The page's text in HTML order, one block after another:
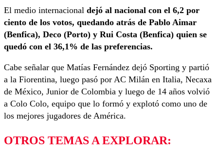
El medio internacional dejó al nacional con el 6,2 por
ciento de los votos, quedando atrás de Pablo Aimar
(Benfica), Deco (Porto) y Rui Costa (Benfica) quien se
quedó con el 36,1% de las preferencias.
Cabe señalar que Matías Fernández dejó Sporting y partió
a la Fiorentina, luego pasó por AC Milán en Italia, Necaxa
de México, Junior de Colombia y luego de 14 años volvió
a Colo Colo, equipo que lo formó y explotó como uno de
los mejores jugadores de América.
OTROS TEMAS A EXPLORAR: